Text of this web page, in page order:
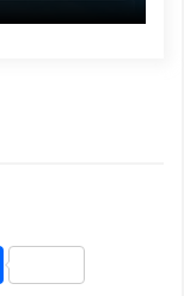
Share